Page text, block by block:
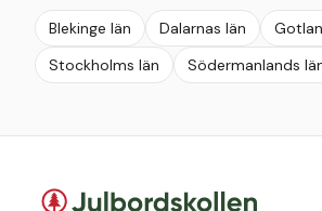
Blekinge län Dalarnas län
Stockholms län
Södermanlands